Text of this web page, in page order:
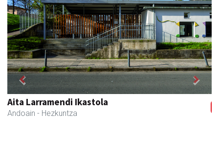
Aita Larramendi Ikastola
Andoain - Hezkuntza
Previous Next